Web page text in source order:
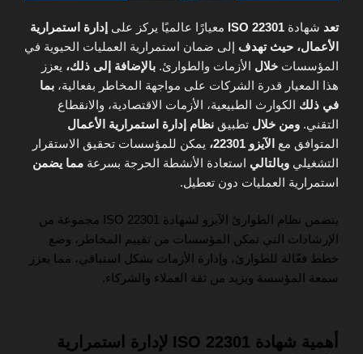
تعد شهادة ISO 22301 معيارًا عالميًا يركز على إدارة استمرارية
الأعمال، حيث تهدف إلى ضمان استمرارية العمليات الحيوية في
المؤسسات خلال الأزمات والطوارئ. بالإضافة إلى ذلك، يعزز
هذا المعيار قدرة الشركات على مواجهة المخاطر بفعالية، بما
في ذلك الكوارث الطبيعية، الأزمات الاقتصادية، والانقطاع
التقني. ومن خلال تطبيق نظام إدارة استمرارية الأعمال
المتوافق مع الآيزو 22301،
يمكن للمؤسسات تحقيق الاستقرار
التشغيلي وبالتالي استعادة الأنشطة الحرجة بسرعة مما يضمن
استمرارية العمليات دون تعطيل.
يتضمن نظام الطوارئ الآيزو لشهادة ISO 22301 مجموعة من
الإرشادات التي تمكن المؤسسات من تقييم المخاطر، وضع
خطط فعّالة للطوارئ، وإدارة الأزمات بشكل استباقي، مما يعزز
سمعة المؤسسة ويزيد من ثقة العملاء والشركاء.
أهمية شهادة ISO 22301 لإدارة استمرارية